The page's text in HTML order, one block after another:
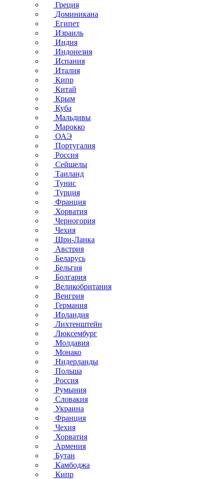
Греция
Доминикана
Египет
Израиль
Индия
Индонезия
Испания
Италия
Кипр
Китай
Крым
Куба
Мальдивы
Марокко
ОАЭ
Португалия
Россия
Сейшелы
Таиланд
Тунис
Турция
Франция
Хорватия
Черногория
Чехия
Шри-Ланка
Австрия
Беларусь
Бельгия
Болгария
Великобритания
Венгрия
Германия
Ирландия
Лихтенштейн
Люксембург
Молдавия
Монако
Нидерланды
Польша
Россия
Румыния
Словакия
Украина
Франция
Чехия
Хорватия
Армения
Бутан
Камбоджа
Кипр